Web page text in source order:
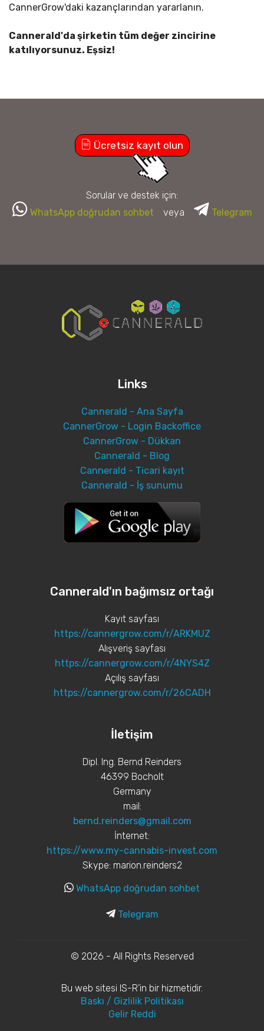
CannerGrow'daki kazançlarından yararlanın.
Cannerald'da şirketin tüm değer zincirine
katılıyorsunuz. Eşsiz!
Ücretsiz kayıt olun
Sorular ve destek için:
WhatsApp doğrudan sohbet veya Telegram
Links
Cannerald - Ana Sayfa
CannerGrow - Login Backoffice
CannerGrow - Dükkan
Cannerald - Blog
Cannerald - Ticari kayıt
Cannerald - İş sunumu
Cannerald'ın bağımsız ortağı
Kayıt sayfası
https://cannergrow.com/r/ARKMUZ
Alışveriş sayfası
https://cannergrow.com/r/4NYS4Z
Açılış sayfası
https://cannergrow.com/r/26CADH
İletişim
Dipl. Ing. Bernd Reinders
46399 Bocholt
Germany
mail:
bernd.reinders@gmail.com
İnternet:
https://www.my-cannabis-invest.com
Skype: marion.reinders2
WhatsApp doğrudan sohbet
Telegram
© 2026 - All Rights Reserved
Bu web sitesi IS-R’in bir hizmetidir.
Baskı / Gizlilik Politikası
Gelir Reddi